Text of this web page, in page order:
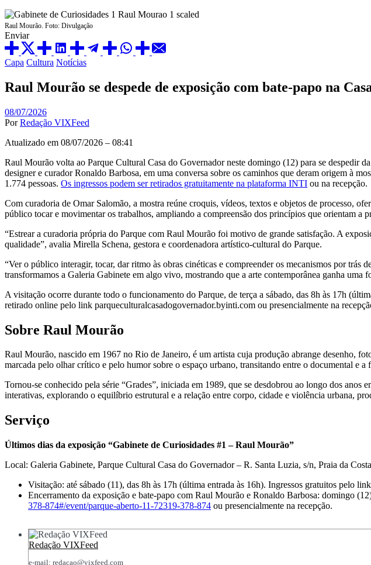
Raul Mourão. Foto: Divulgação
Enviar
Capa Cultura Notícias
Raul Mourão se despede de exposição com bate-papo na
08/07/2026
Por Redação VIXFeed
Atualizado em 08/07/2026 – 08:41
Raul Mourão volta ao Parque Cultural Casa do Governador neste domingo (12) para se despedir
designer e curador Ronaldo Barbosa, em uma conversa sobre os caminhos que deram origem à
1.774 pessoas. Os ingressos podem ser retirados gratuitamente na plataforma INTI ou na recepção.
Com curadoria de Omar Salomão, a mostra reúne croquis, vídeos, textos e objetos de processo,
público tocar e movimentar os trabalhos, ampliando a compreensão dos princípios que orientam a
“Estrear a curadoria própria do Parque com Raul Mourão foi motivo de grande satisfação. A
qualidade”, avalia Mirella Schena, gestora e coordenadora artístico-cultural do Parque.
“Ver o público interagir, tocar, dar ritmo às obras cinéticas e compreender os mecanismos por trás
transformamos a Galeria Gabinete em algo vivo, mostrando que a arte contemporânea ganha
A visitação ocorre durante todo o funcionamento do Parque, de terça a sábado, das 8h às 17h
retirado online pelo link parqueculturalcasadogovernador.byinti.com ou presencialmente na
Sobre Raul Mourão
Raul Mourão, nascido em 1967 no Rio de Janeiro, é um artista cuja produção abrange desenho,
marcada pelo olhar crítico e pelo humor sobre o espaço urbano, transitando entre o documental e a
Tornou-se conhecido pela série “Grades”, iniciada em 1989, que se desdobrou ao longo dos anos
interativas, explorando o equilíbrio estrutural e a relação entre corpo, cidade e violência urbana,
Serviço
Últimos dias da exposição “Gabinete de Curiosidades #1 – Raul Mourão”
Local: Galeria Gabinete, Parque Cultural Casa do Governador – R. Santa Luzia, s/n, Praia da
Visitação: até sábado (11), das 8h às 17h (última entrada às 16h). Ingressos gratuitos pelo
Encerramento da exposição e bate-papo com Raul Mourão e Ronaldo Barbosa: domingo
378-874#/event/parque-aberto-11-72319-378-874 ou presencialmente na recepção.
Redação VIXFeed
e-mail: redacao@vixfeed.com